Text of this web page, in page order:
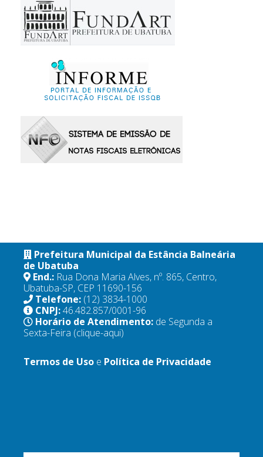
Prefeitura Municipal da Estância Balneária
de Ubatuba
End.: Rua Dona Maria Alves, nº. 865, Centro,
Ubatuba-SP, CEP 11690-156
Telefone: (12) 3834-1000
CNPJ:46.482.857/0001-96
Horário de Atendimento: de Segunda a
Sexta-Feira (clique-aqui)
Termos de Uso e Política de Privacidade